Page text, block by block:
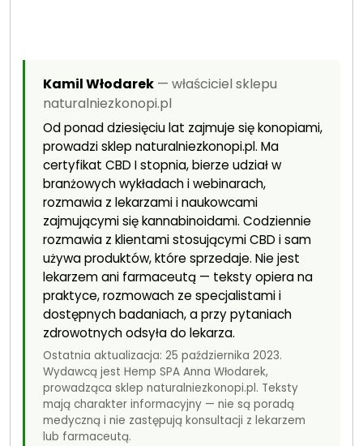
Kamil Włodarek — właściciel sklepu
naturalniezkonopi.pl
Od ponad dziesięciu lat zajmuje się konopiami,
prowadzi sklep naturalniezkonopi.pl. Ma
certyfikat CBD I stopnia, bierze udział w
branżowych wykładach i webinarach,
rozmawia z lekarzami i naukowcami
zajmującymi się kannabinoidami. Codziennie
rozmawia z klientami stosującymi CBD i sam
używa produktów, które sprzedaje. Nie jest
lekarzem ani farmaceutą — teksty opiera na
praktyce, rozmowach ze specjalistami i
dostępnych badaniach, a przy pytaniach
zdrowotnych odsyła do lekarza.
Ostatnia aktualizacja: 25 października 2023.
Wydawcą jest Hemp SPA Anna Włodarek,
prowadząca sklep naturalniezkonopi.pl. Teksty
mają charakter informacyjny — nie są poradą
medyczną i nie zastępują konsultacji z lekarzem
lub farmaceutą.